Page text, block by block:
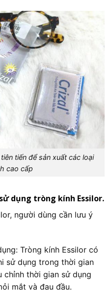
tiến để sản xuất các loại
cao cấp
dụng tròng kính Essilor.
người dùng cần lưu ý
Tròng kính Essilor có
sử dụng trong thời gian
chỉnh thời gian sử dụng
mắt và đau đầu.